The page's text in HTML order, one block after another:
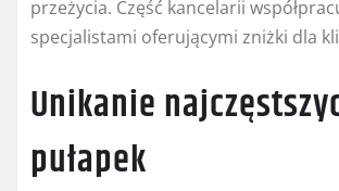
przeżycia. Część kancelarii
specjalistami oferującymi zniżki dla
Unikanie
pułapek